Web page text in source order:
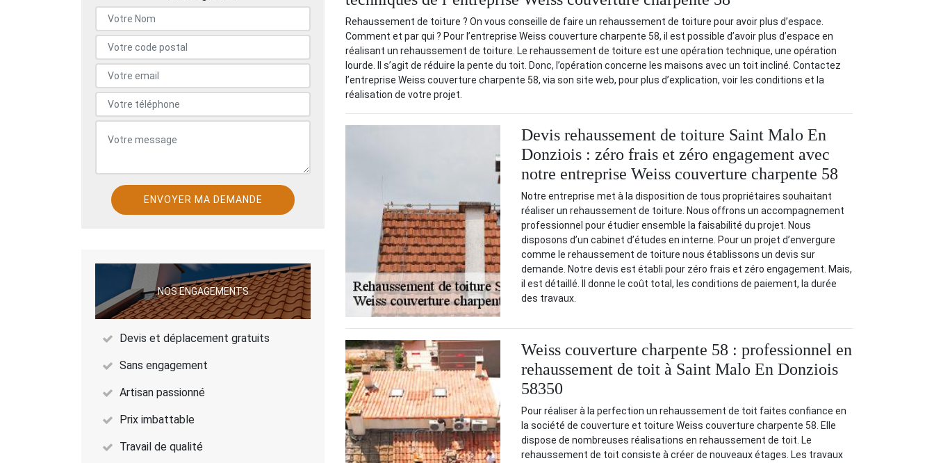
NOS ENGAGEMENTS
Devis et déplacement gratuits
Sans engagement
Artisan passionné
Prix imbattable
Travail de qualité
Rehaussement de toiture ? On vous conseille de faire un rehaussement de toiture pour avoir plus d’espace.
Comment et par qui ? Pour l’entreprise Weiss couverture charpente 58, il est possible d’avoir plus d’espace en
réalisant un rehaussement de toiture. Le rehaussement de toiture est une opération technique, une opération
lourde. Il s’agit de réduire la pente du toit. Donc, l’opération concerne les maisons avec un toit incliné. Contactez
l’entreprise Weiss couverture charpente 58, via son site web, pour plus d’explication, voir les conditions et la
réalisation de votre projet.
Devis rehaussement de toiture Saint Malo En
Donziois : zéro frais et zéro engagement avec
notre entreprise Weiss couverture charpente 58
Notre entreprise met à la disposition de tous propriétaires souhaitant
réaliser un rehaussement de toiture. Nous offrons un accompagnement
professionnel pour étudier ensemble la faisabilité du projet. Nous
disposons d’un cabinet d’études en interne. Pour un projet d’envergure
comme le rehaussement de toiture nous établissons un devis sur
demande. Notre devis est établi pour zéro frais et zéro engagement. Mais,
il est détaillé. Il donne le coût total, les conditions de paiement, la durée
des travaux.
Weiss couverture charpente 58 : professionnel en
rehaussement de toit à Saint Malo En Donziois
58350
Pour réaliser à la perfection un rehaussement de toit faites confiance en
la société de couverture et toiture Weiss couverture charpente 58. Elle
dispose de nombreuses réalisations en rehaussement de toit. Le
rehaussement de toit consiste à créer de nouveaux étages. Les travaux